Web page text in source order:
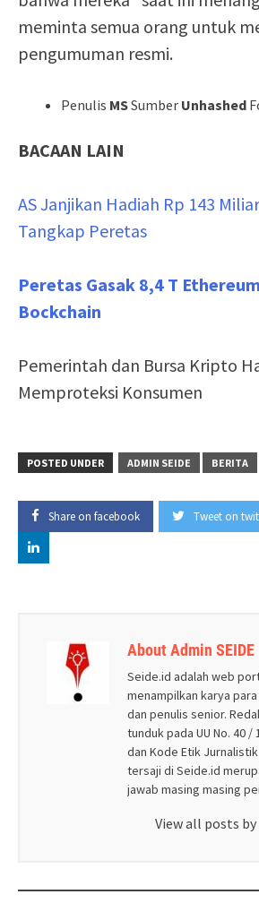
meminta semua orang untuk
pengumuman resmi.
Penulis MSSumber Unhashed
BACAAN LAIN
AS Janjikan Hadiah Rp 143
Tangkap Peretas
Peretas Gasak 8,4 T
Bockchain
Pemerintah dan Bursa Kripto
Memproteksi Konsumen
POSTED UNDER ADMIN SEIDE BERITA
Share on facebook Tweet on
About Admin SEIDE
Seide.id adalah web
menampilkan karya
dan penulis senior.
tunduk pada UU No. 40
dan Kode Etik
tersaji di Seide.id
jawab masing masing
View all posts by